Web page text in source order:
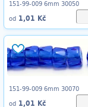
151-99-009 6mm 30050
od 1,01 Kč
151-99-009 6mm 30070
od 1,01 Kč